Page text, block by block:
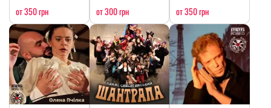
от 350 грн от 300 грн от 350 грн